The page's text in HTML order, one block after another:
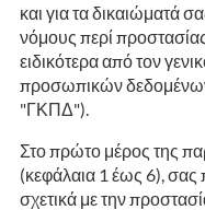
και για τα δικαιώματά
νόμους περί
ειδικότερα από τον
προσωπικών
"ΓΚΠΔ").
Στο πρώτο μέρος της
(κεφάλαια 1 έως 6), σας
σχετικά με την